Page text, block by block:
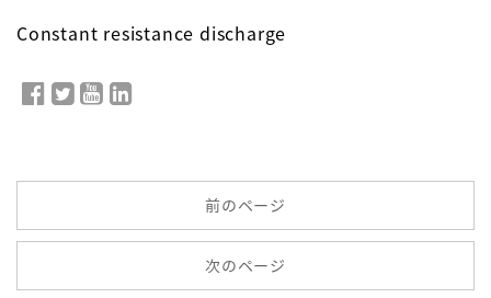
Constant resistance discharge
前のページ
次のページ